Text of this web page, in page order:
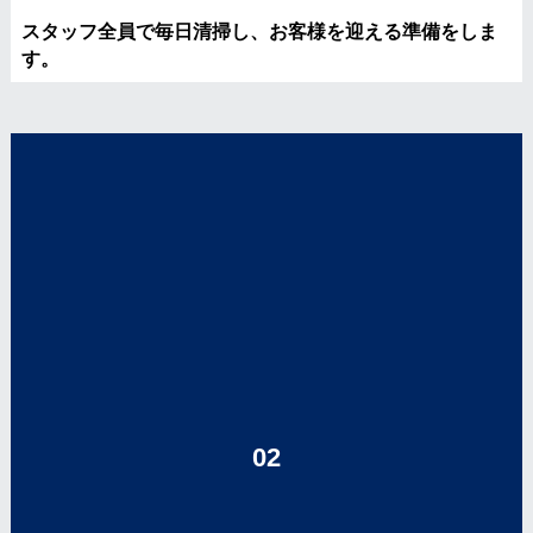
スタッフ全員で毎日清掃し、お客様を迎える準備をしま
す。
02